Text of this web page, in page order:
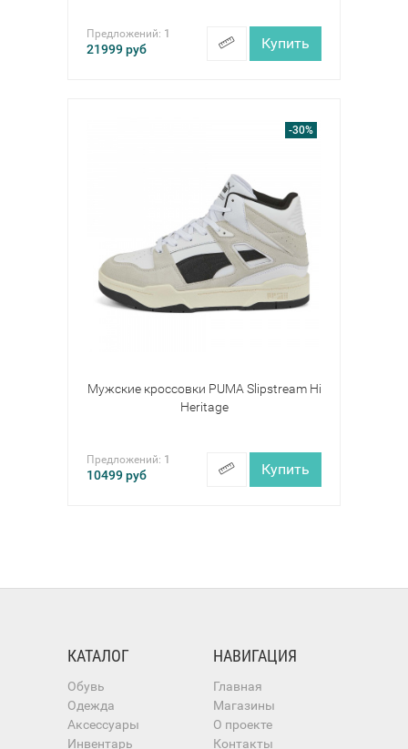
Предложений: 1
21999руб Купить
-30%
Мужские кроссовки PUMA Slipstream Hi
Heritage
Предложений: 1
10499руб Купить
КАТАЛОГ
Обувь
Одежда
Аксессуары
Инвентарь
НАВИГАЦИЯ
Главная
Магазины
О проекте
Контакты